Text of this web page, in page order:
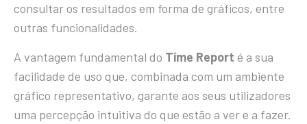
consultar os resultados em forma de gráficos, entre
outras funcionalidades.
A vantagem fundamental do Time Report é a sua
facilidade de uso que, combinada com um ambiente
gráfico representativo, garante aos seus utilizadores
uma percepção intuitiva do que estão a ver e a fazer.